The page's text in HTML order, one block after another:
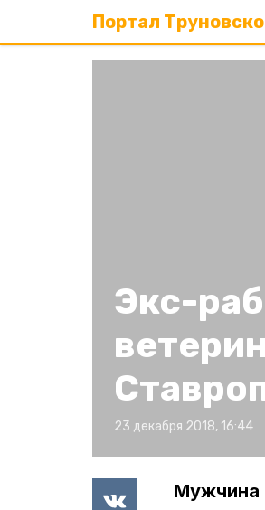
Портал
Экс-
23 декабря 2018, 16:44
Мужчина